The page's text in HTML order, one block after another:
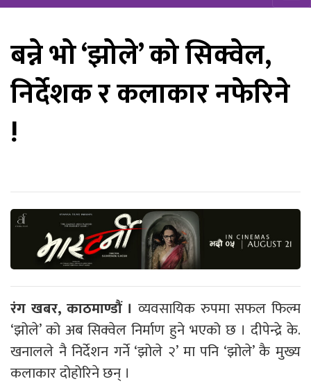
बन्ने भो ‘झोले’ को सिक्वेल,
निर्देशक र कलाकार नफेरिने
!
रंग खबर, काठमाण्डौं । व्यवसायिक रुपमा सफल फिल्म
‘झोले’ को अब सिक्वेल निर्माण हुने भएको छ । दीपेन्द्रे के.
खनालले नै निर्देशन गर्ने ‘झोले २’ मा पनि ‘झोले’ कै मुख्य
कलाकार दोहोरिने छन् ।